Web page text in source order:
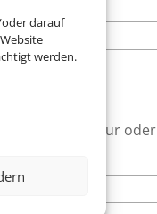
darauf
werden.
mit der
mit Tastatur oder